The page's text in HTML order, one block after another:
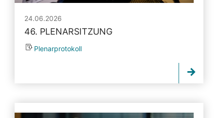
24.06.2026
46. PLENARSITZUNG
Plenarprotokoll